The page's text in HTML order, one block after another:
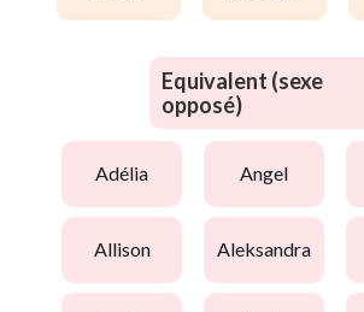
Equivalent (sexe
opposé)
adélia angel
allison aleksandra